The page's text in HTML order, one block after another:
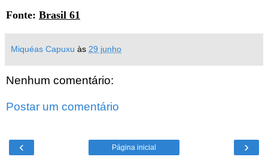
Fonte: Brasil 61
Miquéas Capuxu às 29 junho
Nenhum comentário:
Postar um comentário
‹ ›
Página inicial